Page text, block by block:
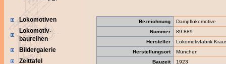
Lokomotiven
Lokomotiv-
baureihen
Bildergalerie
Zeittafel
Bezeichnung
Dampflokomotive
Nummer
89 889
Hersteller
Lokomotivfabrik
Herstellungsort
München
Bauzeit
1923